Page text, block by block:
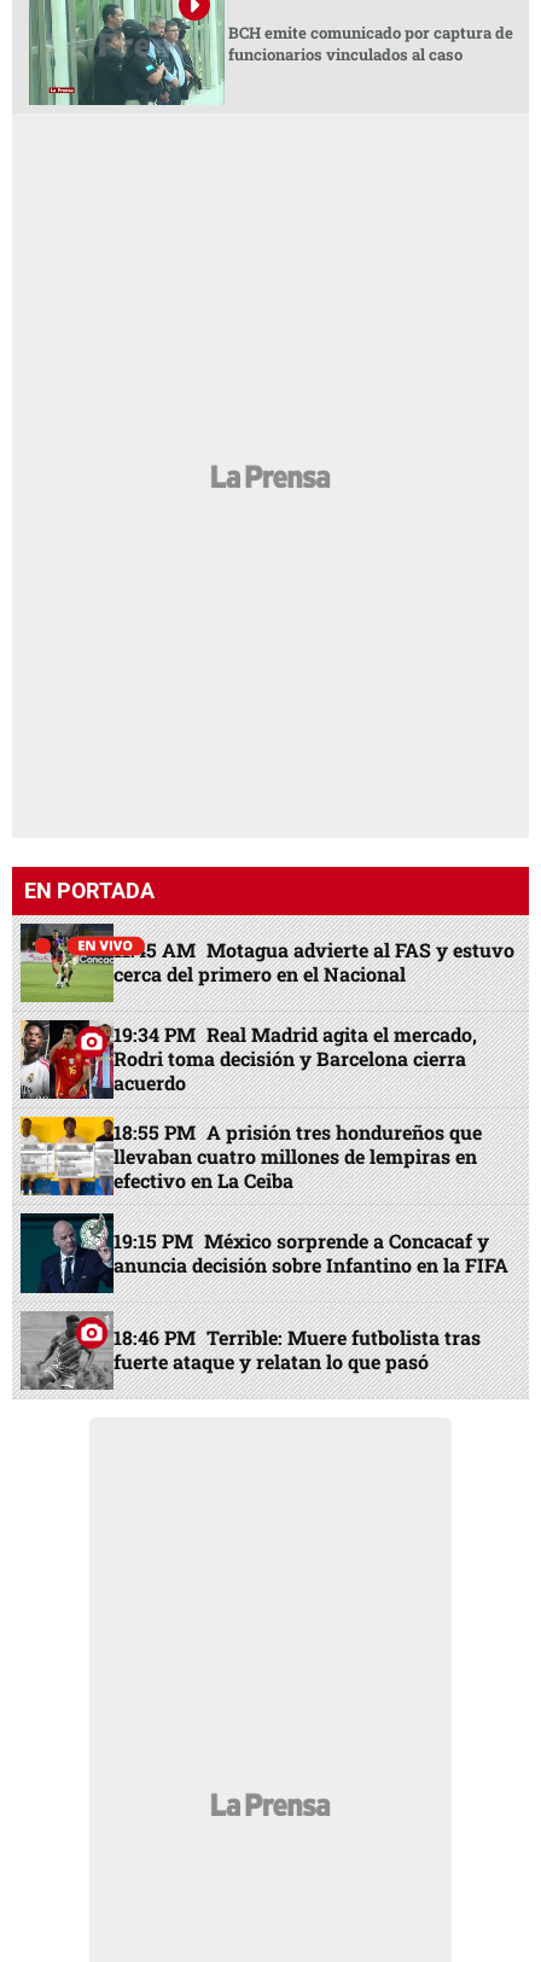
BCH emite comunicado por captura de
funcionarios vinculados al caso
EN PORTADA
11:45 AM Motagua advierte al FAS y estuvo
cerca del primero en el Nacional
19:34 PM Real Madrid agita el mercado,
Rodri toma decisión y Barcelona cierra
acuerdo
18:55 PM A prisión tres hondureños que
llevaban cuatro millones de lempiras en
efectivo en La Ceiba
19:15 PM México sorprende a Concacaf y
anuncia decisión sobre Infantino en la FIFA
18:46 PM Terrible: Muere futbolista tras
fuerte ataque y relatan lo que pasó